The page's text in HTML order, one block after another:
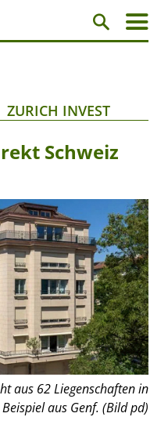
ZURICH INVEST
Schweiz
aus 62 Liegenschaften in
aus Genf. (Bild pd)